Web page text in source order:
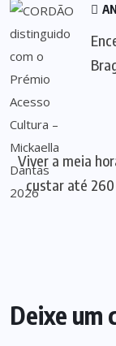
Viver a meia
custar até 260
Deixe um